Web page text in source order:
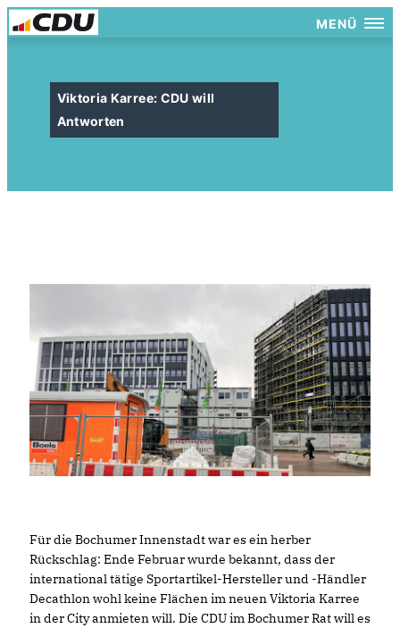
MENÜ
Viktoria Karree: CDU will
Antworten
Für die Bochumer Innenstadt war es ein herber
Rückschlag: Ende Februar wurde bekannt, dass der
international tätige Sportartikel-Hersteller und -Händler
Decathlon wohl keine Flächen im neuen Viktoria Karree
in der City anmieten will. Die CDU im Bochumer Rat will es